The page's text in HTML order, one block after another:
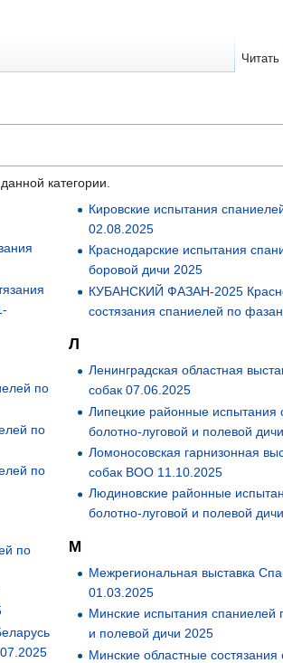
категории.
по
по
по
по
Кировские испытания
02.08.2025
Краснодарские испытания
боровой дичи 2025
КУБАНСКИЙ ФАЗАН-2025
состязания спаниелей по
Л
Ленинградская областная
собак 07.06.2025
Липецкие районные испытания
болотно-луговой и полевой
Ломоносовская гарнизонная
собак ВОО 11.10.2025
Людиновские районные
болотно-луговой и полевой
М
Межрегиональная выставка
01.03.2025
Минские испытания спаниелей
и полевой дичи 2025
Минские областные
Читать